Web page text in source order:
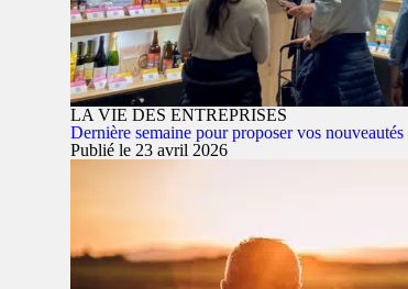
LA VIE DES ENTREPRISES
Dernière semaine pour proposer vos
Publié le 23 avril 2026